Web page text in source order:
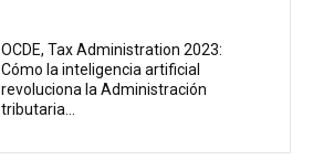
OCDE, Tax Administration 2023:
Cómo la inteligencia artificial
revoluciona la Administración
tributaria...